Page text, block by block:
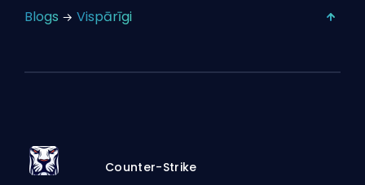
Blogs Vispārīgi
Counter-Strike